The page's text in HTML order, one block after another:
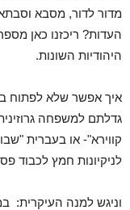
מדור לדור, מסבא
העדות? ריכזנו כאן
היהודיות השונות.
איך אפשר שלא לפתוח
גדלתם למשפחה
קווירא"- או בעברית
לניקיונות חמץ לכבוד
וניגש למנה העיקרית: